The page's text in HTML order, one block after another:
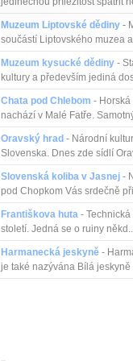
Muzeum Liptovské dědiny-
součástí Liptovského muzea
Muzeum kysucké dědiny-
kultury a především jediná
Chata pod Chlebom - Horská
nachází v Malé Fatře.
Oravský hrad - Národní
Slovenska. Dnes zde sídlí
Slovenská koliba v Jasnej-
pod Chopkom Vás srdečně
Františkova huta- Technická
století. Jedná se o ruiny
Harmanecká jeskyně-
je také nazývána Bílá jeskyně